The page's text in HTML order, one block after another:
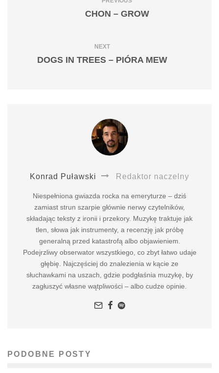
CHON – GROW
NEXT
DOGS IN TREES – PIÓRA MEW
Konrad Puławski Redaktor naczelny
Niespełniona gwiazda rocka na emeryturze – dziś
zamiast strun szarpie głównie nerwy czytelników,
składając teksty z ironii i przekory. Muzykę traktuje jak
tlen, słowa jak instrumenty, a recenzję jak próbę
generalną przed katastrofą albo objawieniem.
Podejrzliwy obserwator wszystkiego, co zbyt łatwo udaje
głębię. Najczęściej do znalezienia w kącie ze
słuchawkami na uszach, gdzie podgłaśnia muzykę, by
zagłuszyć własne wątpliwości – albo cudze opinie.
PODOBNE POSTY